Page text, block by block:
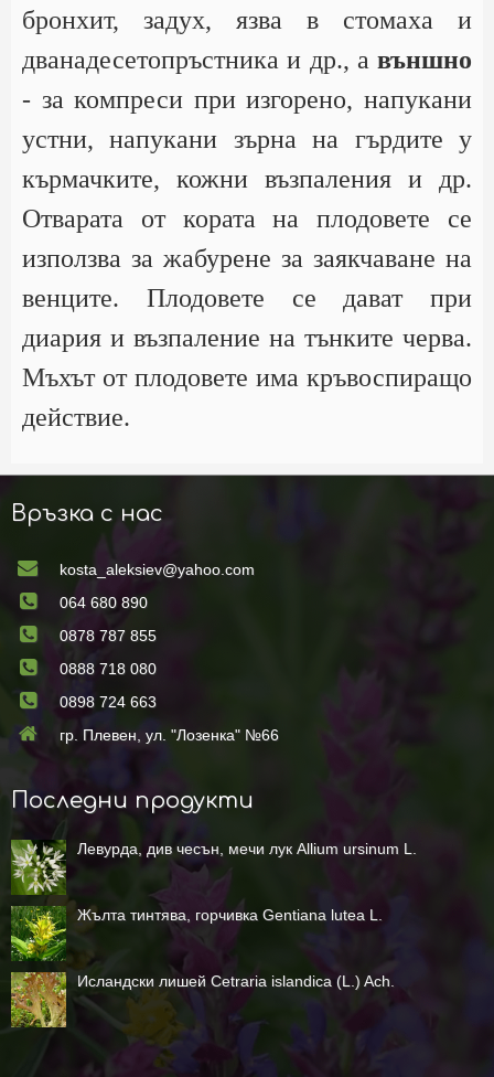
бронхит, задух, язва в стомаха и
дванадесетопръстника и др., а външно
- за компреси при изгорено, напукани
устни, напукани зърна на гърдите у
кърмачките, кожни възпаления и др.
Отварата от кората на плодовете се
използва за жабурене за заякчаване на
венците. Плодовете се дават при
диария и възпаление на тънките черва.
Мъхът от плодовете има кръвоспиращо
действие.
Връзка с нас
kosta_aleksiev@yahoo.com
064 680 890
0878 787 855
0888 718 080
0898 724 663
гр. Плевен, ул. "Лозенка" №66
Последни продукти
Левурда, див чесън, мечи лук Allium ursinum L.
Жълта тинтява, горчивка Gentiana lutea L.
Исландски лишей Cetraria islandica (L.) Ach.